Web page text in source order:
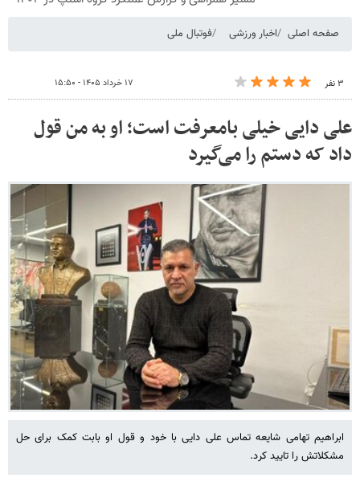
صفحه اصلی اخبار ورزشی فوتبال ملی
۳ نفر ۱۷ خرداد ۱۴۰۵ - ۱۵:۵۰
علی دایی خیلی بامعرفت است؛ او به من قول
داد که دستم را می‌گیرد
ابراهیم تهامی شایعه تماس علی دایی با خود و قول او بابت کمک برای حل
مشکلاتش را تایید کرد.